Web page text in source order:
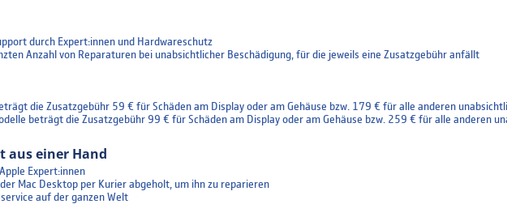
durch Expert:innen und Hardwareschutz
Anzahl von Reparaturen bei unabsichtlicher Beschädigung, für die jeweils eine Zusatzgebühr anfällt
die Zusatzgebühr 59 € für Schäden am Display oder am Gehäuse bzw. 179 € für alle anderen
beträgt die Zusatzgebühr 99 € für Schäden am Display oder am Gehäuse bzw. 259 € für alle anderen
aus einer Hand
Expert:innen
Mac Desktop per Kurier abgeholt, um ihn zu reparieren
auf der ganzen Welt